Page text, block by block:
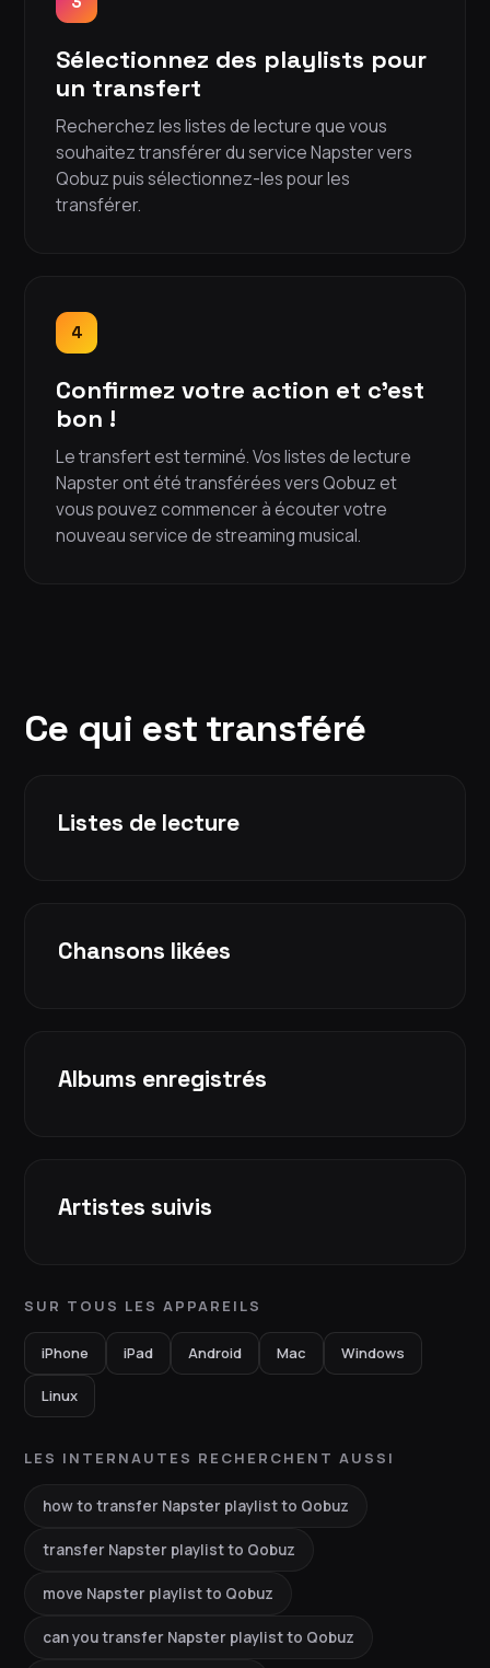
Sélectionnez des playlists pour
un transfert
Recherchez les listes de lecture que vous
souhaitez transférer du service Napster vers
Qobuz puis sélectionnez-les pour les
transférer.
4
Confirmez votre action et c'est
bon !
Le transfert est terminé. Vos listes de lecture
Napster ont été transférées vers Qobuz et
vous pouvez commencer à écouter votre
nouveau service de streaming musical.
Ce qui est transféré
Listes de lecture
Chansons likées
Albums enregistrés
Artistes suivis
SUR TOUS LES APPAREILS
iPhone iPad Android Mac Windows
Linux
LES INTERNAUTES RECHERCHENT AUSSI
how to transfer Napster playlist to Qobuz
transfer Napster playlist to Qobuz
move Napster playlist to Qobuz
can you transfer Napster playlist to Qobuz